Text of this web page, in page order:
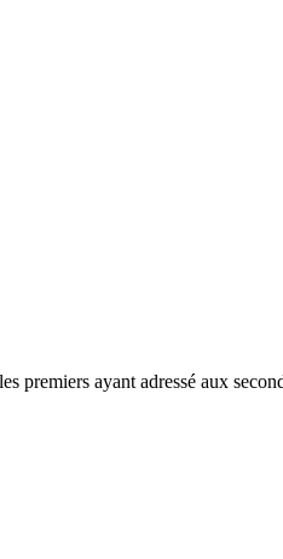
premiers ayant adressé aux